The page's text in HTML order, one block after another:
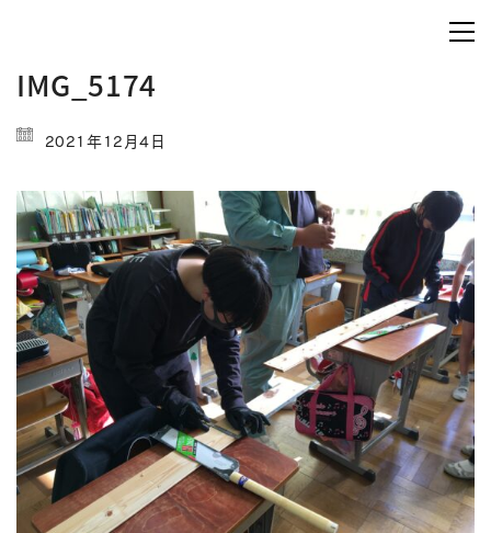
IMG_5174
2021年12月4日